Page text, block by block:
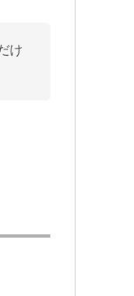
けたのかと
って頂け